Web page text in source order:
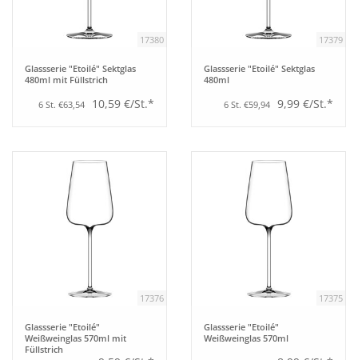
17380
Glassserie "Etoilé" Sektglas
480ml mit Füllstrich
6 St. €63,54 10,59 €/St.*
17379
Glassserie "Etoilé" Sektglas
480ml
6 St. €59,94 9,99 €/St.*
17376
Glassserie "Etoilé"
Weißweinglas 570ml mit
Füllstrich
17375
Glassserie "Etoilé"
Weißweinglas 570ml